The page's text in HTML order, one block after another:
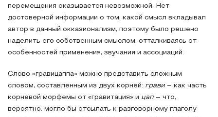
перемещения оказывается невозможной. Нет
достоверной информации о том, какой смысл вкладывал
автор в данный окказионализм, поэтому было решено
наделить его собственным смыслом, отталкиваясь от
особенностей применения, звучания и ассоциаций.
Слово «гравицаппа» можно представить сложным
словом, составленным из двух корней: грави – как часть
корневой морфемы от «гравитация» и цап – что,
вероятно, могло бы отсылать к разговорному глаголу